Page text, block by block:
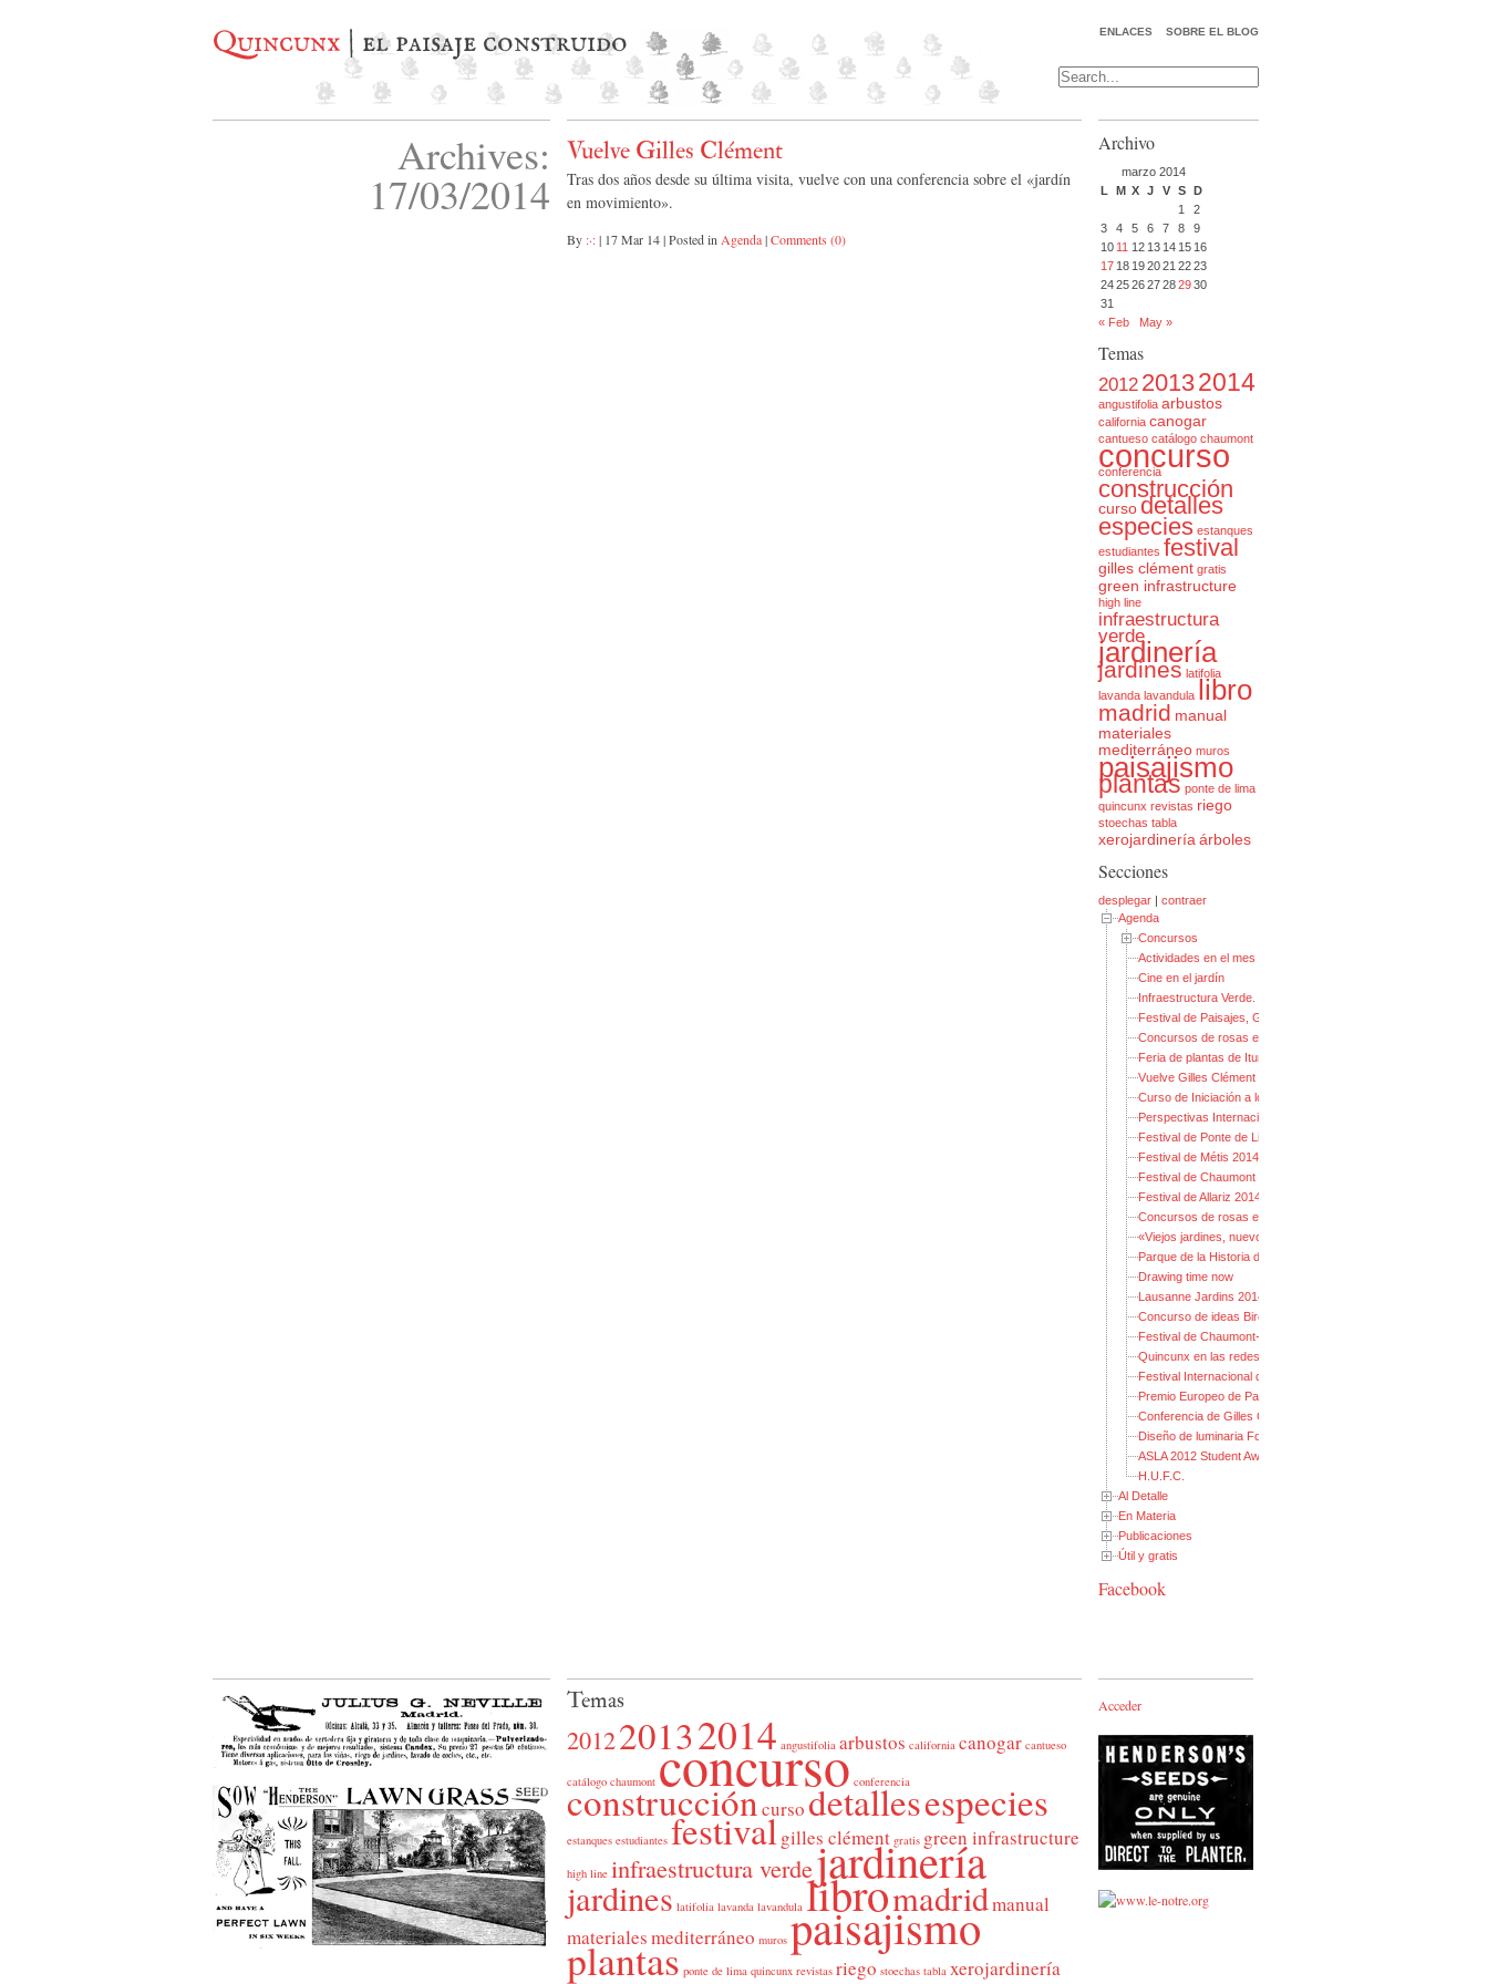
SOBRE EL BLOG
ENLACES
Quincunx | el paisaje construido
Archives:
17/03/2014
Vuelve Gilles Clément
Tras dos años desde su última visita, vuelve con una conferencia sobre el «jardín
en movimiento».
By :·:| 17 Mar 14|Posted inAgenda|Comments (0)
Archivo
marzo 2014
L
M X J V S D
1
2
3
4 5 6 7 8
9
10 11 12 13 14 15 16
17 18 192021 2223
24252627282930
31
« Feb
May »
Temas
2012 20132014
angustifolia arbustos
california canogar
cantueso catálogo chaumont
concurso
conferencia
construcción
cursodetalles
especies estanques
estudiantes festival
gilles clément gratis
green infrastructure
high line
infraestructura
verde
jardinería
jardines latifolia
lavanda lavandula libro
madrid manual
materiales
mediterráneo muros
paisajismo
plantas ponte de lima
quincunx revistas riego
stoechas tabla
xerojardinería árboles
Secciones
desplegar | contraer
Agenda
Concursos
Actividades en el mes mundial de la Arquitectura del Paisaje
Cine en el jardín
Infraestructura Verde. Explorando el alcance de un concepto
Festival de Paisajes, Gestos y Jardines 2014
Concursos de rosas en Madrid 2014
Feria de plantas de Iturraran: guía para no perderse
Vuelve Gilles Clément
Curso de Iniciación a los GIS
Perspectivas Internacionales en Diseño de Plantaciones 2013
Festival de Ponte de Lima 2014: Jardines de Fiesta
Festival de Métis 2014
Festival de Chaumont 2014: Jardines de los pecados capitales
Festival de Allariz 2014
Concursos de rosas en Madrid 2013
«Viejos jardines, nuevos parques» 2013
Parque de la Historia de Bjørvika
Drawing time now
Lausanne Jardins 2014
Concurso de ideas Birco
Festival de Chaumont-sur-Loire 2013
Quincunx en las redes sociales
Festival Internacional de Jardines Ponte de Lima 2013
Premio Europeo de Paisaje Rosa Barba
Conferencia de Gilles Clément
Diseño de luminaria Fondation CLU
ASLA 2012 Student Awards
H.U.F.C.
Al Detalle
En Materia
Publicaciones
Útil y gratis
Facebook
Temas
201220132014 angustifolia arbustos california canogar cantueso
catálogo chaumont concurso conferencia
construccióncursodetallesespecies
estanques estudiantes festivalgilles clément gratis green infrastructure
high line infraestructura verdejardinería
jardines latifolia lavanda lavandula libromadridmanual
materialesmediterráneo muros paisajismo
plantas ponte de lima quincunx revistas riego stoechas tabla xerojardinería
Acceder